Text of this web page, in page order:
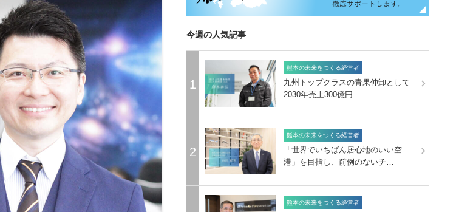
今週の人気記事
1
熊本の未来をつくる経営者
九州トップクラスの青果仲卸として
2030年売上300億円…
2
熊本の未来をつくる経営者
「世界でいちばん居心地のいい空
港」を目指し、前例のないチ…
熊本の未来をつくる経営者